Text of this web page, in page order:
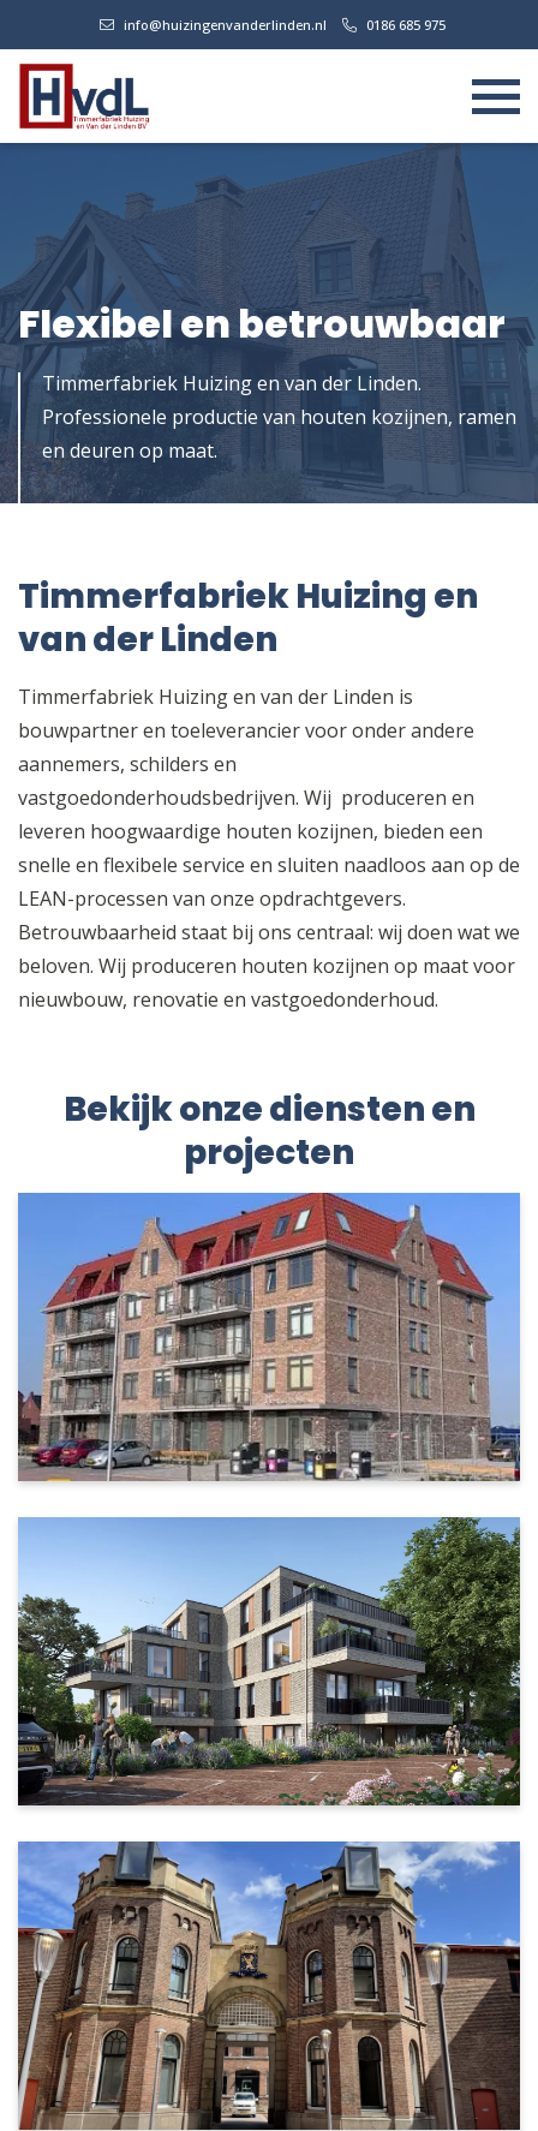
info@huizingenvanderlinden.nl 0186 685 975
Flexibel en betrouwbaar
Timmerfabriek Huizing en van der Linden.
Professionele productie van houten kozijnen, ramen
en deuren op maat.
Timmerfabriek Huizing en
van der Linden
Timmerfabriek Huizing en van der Linden is
bouwpartner en toeleverancier voor onder andere
aannemers, schilders en
vastgoedonderhoudsbedrijven. Wij produceren en
leveren hoogwaardige houten kozijnen, bieden een
snelle en flexibele service en sluiten naadloos aan op de
LEAN-processen van onze opdrachtgevers.
Betrouwbaarheid staat bij ons centraal: wij doen wat we
beloven. Wij produceren houten kozijnen op maat voor
nieuwbouw, renovatie en vastgoedonderhoud.
Bekijk onze diensten en
projecten